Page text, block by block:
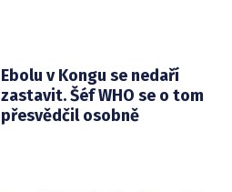
Ebolu v Kongu se nedaří
zastavit. Šéf WHO se o tom
přesvědčil osobně